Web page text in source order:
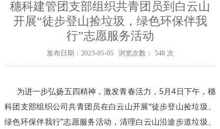
穗科建管团支部组织共青团员到白云山
开展“徒步登山捡垃圾，绿色环保伴我
行”志愿服务活动
发布日期：2023-05-05 浏览次数： 548次
为进一步弘扬五四精神，激发青春活力，5月4日下午，穗
科团支部组织公司共青团员在白云山开展“徒步登山捡垃圾、
绿色环保伴我行”志愿服务活动，清理白云山沿途步道垃圾、